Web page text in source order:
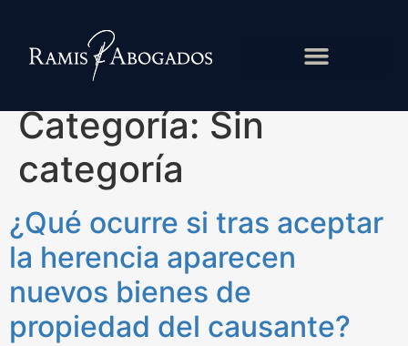
Categoría:Sin
categoría
¿Qué ocurre si tras aceptar
la herencia aparecen
nuevos bienes de
propiedad del causante?